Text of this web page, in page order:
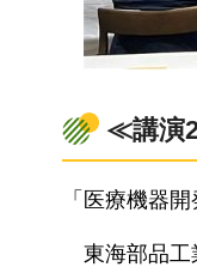
≪講演
「医療機器
東海部品工